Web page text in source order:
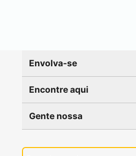
Envolva-se
Encontre aqui
Gente nossa